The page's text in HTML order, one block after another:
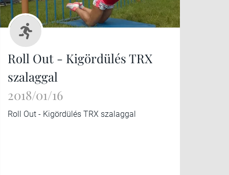
Roll Out - Kigördülés TRX
szalaggal
2018/01/16
Roll Out - Kigördülés TRX szalaggal